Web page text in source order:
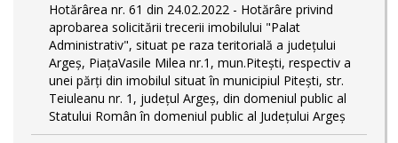
Hotărârea nr. 61 din 24.02.2022 - Hotărâre privind
aprobarea solicitării trecerii imobilului "Palat
Administrativ", situat pe raza teritorială a județului
Argeș, PiațaVasile Milea nr.1, mun.Pitești, respectiv a
unei părți din imobilul situat în municipiul Piteşti, str.
Teiuleanu nr. 1, judeţul Argeş, din domeniul public al
Statului Român în domeniul public al Județului Argeș